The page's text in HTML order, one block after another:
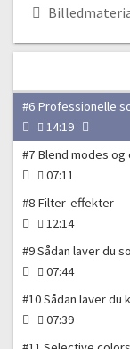
#4 Curves tool | Del
#6 Professionelle
14:19
#7 Blend modes og
07:11
#8 Filter-effekter
12:14
#9 Sådan laver du
07:44
#10 Sådan laver
07:39